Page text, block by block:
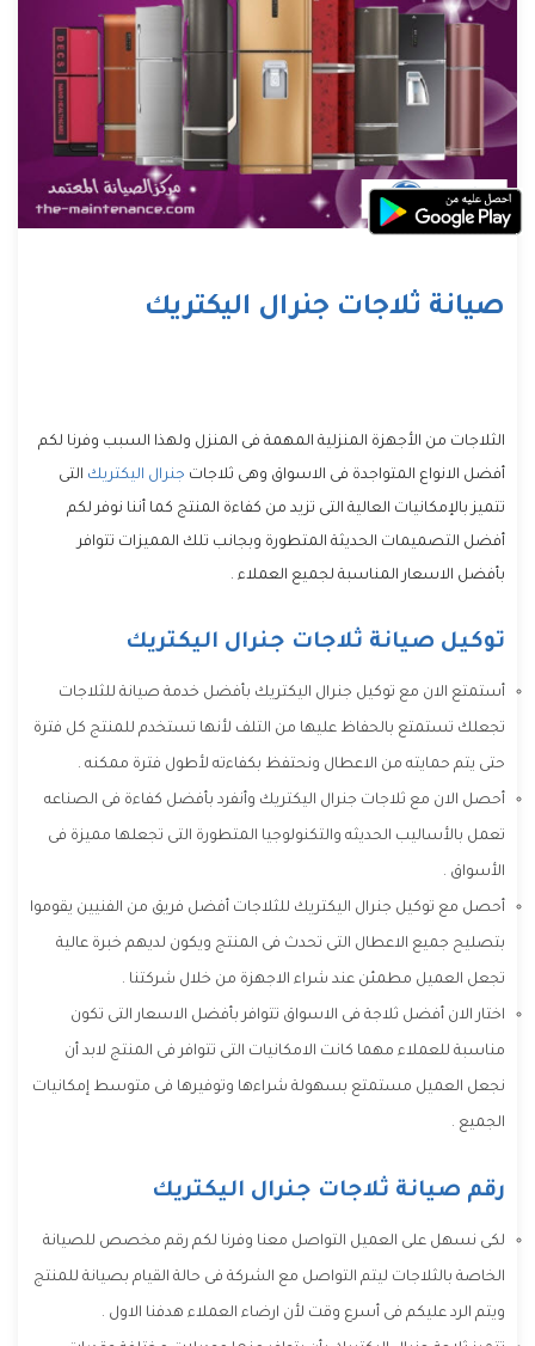
صيانة ثلاجات جنرال اليكتريك
الثلاجات من الأجهزة المنزلية المهمة فى المنزل ولهذا السبب وفرنا لكم
أفضل الانواع المتواجدة فى الاسواق وهى ثلاجات جنرال اليكتريك التى
تتميز بالإمكانيات العالية التى تزيد من كفاءة المنتج كما أننا نوفر لكم
أفضل التصميمات الحديثة المتطورة وبجانب تلك المميزات تتوافر
بأفضل الاسعار المناسبة لجميع العملاء .
توكيل صيانة ثلاجات جنرال اليكتريك
أستمتع الان مع توكيل جنرال اليكتريك بأفضل خدمة صيانة للثلاجات
تجعلك تستمتع بالحفاظ عليها من التلف لأنها تستخدم للمنتج كل فترة
حتى يتم حمايته من الاعطال ونحتفظ بكفاءته لأطول فترة ممكنه .
أحصل الان مع ثلاجات جنرال اليكتريك وأنفرد بأفضل كفاءة فى الصناعه
تعمل بالأساليب الحديثه والتكنولوجيا المتطورة التى تجعلها مميزة فى
الأسواق .
أحصل مع توكيل جنرال اليكتريك للثلاجات أفضل فريق من الفنيين يقوموا
بتصليح جميع الاعطال التى تحدث فى المنتج ويكون لديهم خبرة عالية
تجعل العميل مطمئن عند شراء الاجهزة من خلال شركتنا .
اختار الان أفضل ثلاجة فى الاسواق تتوافر بأفضل الاسعار التى تكون
مناسبة للعملاء مهما كانت الامكانيات التى تتوافر فى المنتج لابد أن
نجعل العميل مستمتع بسهولة شراءها وتوفيرها فى متوسط إمكانيات
الجميع .
رقم صيانة ثلاجات جنرال اليكتريك
لكى نسهل على العميل التواصل معنا وفرنا لكم رقم مخصص للصيانة
الخاصة بالثلاجات ليتم التواصل مع الشركة فى حالة القيام بصيانة للمنتج
ويتم الرد عليكم فى أسرع وقت لأن ارضاء العملاء هدفنا الاول .